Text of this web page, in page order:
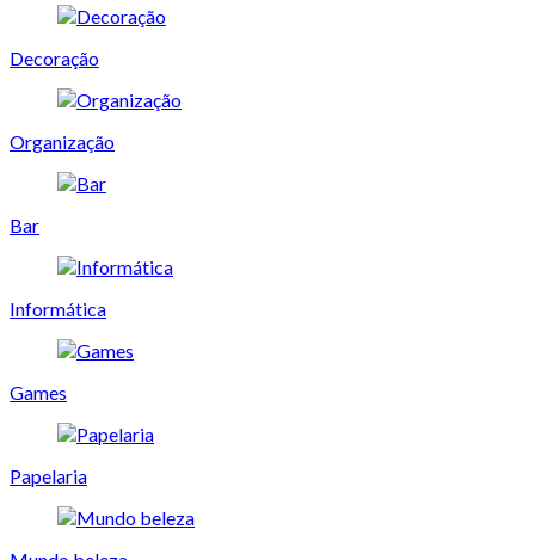
Decoração
Organização
Bar
Informática
Games
Papelaria